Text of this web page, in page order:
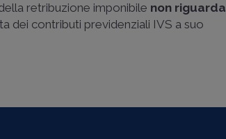
retribuzione imponibile non riguarda
dei contributi previdenziali IVS a suo